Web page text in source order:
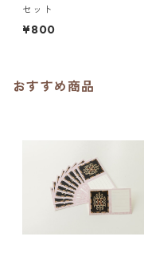
セット
¥800
おすすめ商品